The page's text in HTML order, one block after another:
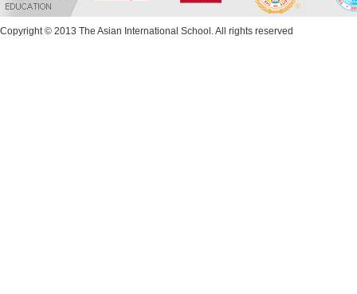
Copyright © 2013 The Asian International School. All rights reserved